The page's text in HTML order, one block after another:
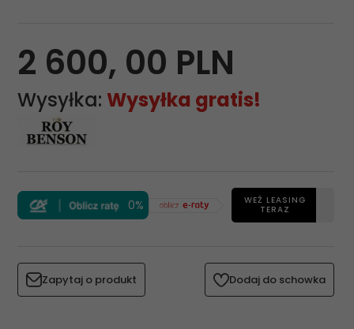
2 600, 00 PLN
Wysyłka: Wysyłka gratis!
0%
WEŹ LEASING
TERAZ
Zapytaj o produkt Dodaj do schowka